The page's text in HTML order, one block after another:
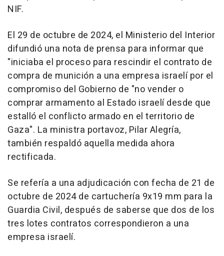
NIF.
El 29 de octubre de 2024, el Ministerio del Interior
difundió una nota de prensa para informar que
"iniciaba el proceso para rescindir el contrato de
compra de munición a una empresa israelí por el
compromiso del Gobierno de "no vender o
comprar armamento al Estado israelí desde que
estalló el conflicto armado en el territorio de
Gaza". La ministra portavoz, Pilar Alegría,
también respaldó aquella medida ahora
rectificada.
Se refería a una adjudicación con fecha de 21 de
octubre de 2024 de cartuchería 9x19 mm para la
Guardia Civil, después de saberse que dos de los
tres lotes contratos correspondieron a una
empresa israelí.